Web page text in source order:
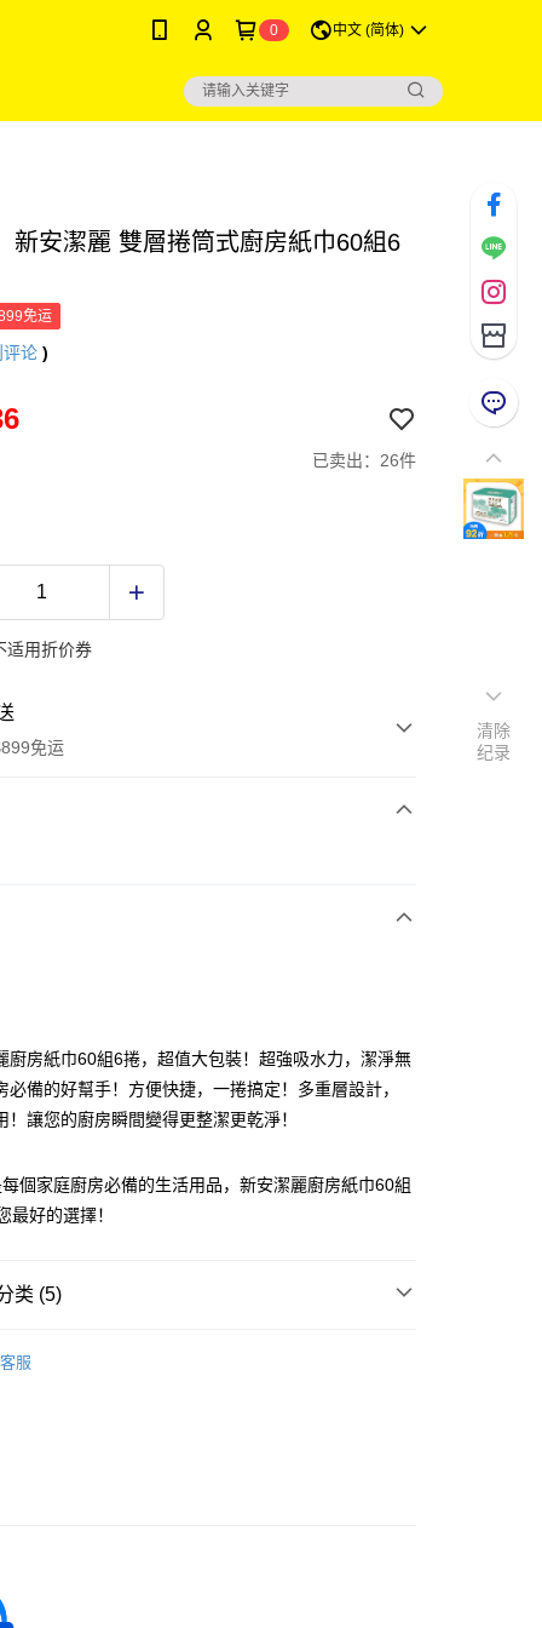
0 中文 (简体)
新安潔麗 雙層捲筒式廚房紙巾60組6
免运
评论 )
已卖出：26件
用折价券
免运
款
后付
先享後付
選擇AFTEE先享後付，將跳出AFTEE先享後付手機驗證視
，您的手機會收到一封繳費通知簡訊，APP會員則會收到
推播通知。
利商店‧ATM/網銀等方式進行付款。
AFTEE 時，將依認證結果及本公司審查結果，核予每個人不同
，满NT$899(含以上)免运费
廚房紙巾60組6捲，超值大包裝！超強吸水力，潔淨無
必備的好幫手！方便快捷，一捲搞定！多重層設計，
！讓您的廚房瞬間變得更整潔更乾淨！
個家庭廚房必備的生活用品，新安潔麗廚房紙巾60組
最好的選擇！
类 (5)
客服
清除
纪录